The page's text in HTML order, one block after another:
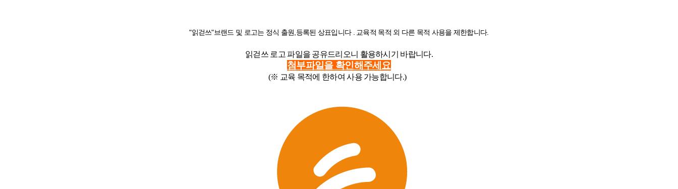
"읽걷쓰"브랜드 및 로고는 정식 출원,등록된 상표입니다 . 교육적 목적 외 다른 목적 사용을 제한합니다.
읽걷쓰 로고 파일을 공유드리오니 활용하시기 바랍니다.
첨부파일을 확인해주세요
(※ 교육 목적에 한하여 사용 가능합니다.)